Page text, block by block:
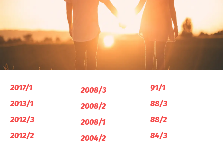
2017/1
2013/1
2012/3
2012/2
2008/3
2008/2
2008/1
2004/2
91/1
88/3
88/2
84/3